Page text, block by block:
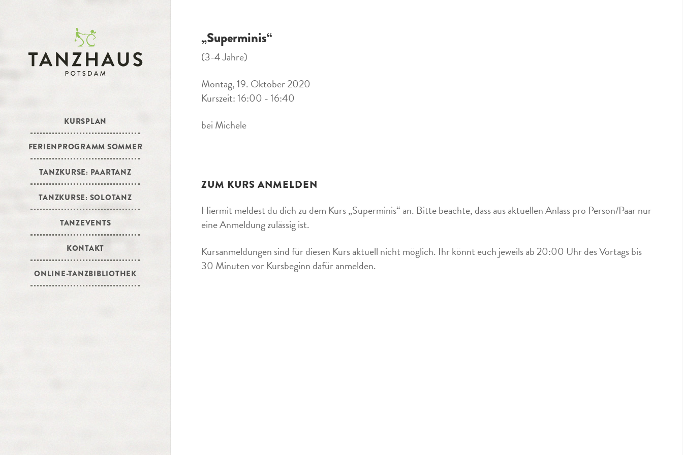
KURSPLAN
FERIENPROGRAMM SOMMER
TANZKURSE: PAARTANZ
TANZKURSE: SOLOTANZ
TANZEVENTS
KONTAKT
ONLINE-TANZBIBLIOTHEK
„Superminis“
(3-4 Jahre)
Montag, 19. Oktober 2020
Kurszeit: 16:00 - 16:40
bei Michele
ZUM KURS ANMELDEN
Hiermit meldest du dich zu dem Kurs „Superminis“ an. Bitte beachte, dass aus aktuellen Anlass pro Person/Paar nur
eine Anmeldung zulässig ist.
Kursanmeldungen sind für diesen Kurs aktuell nicht möglich. Ihr könnt euch jeweils ab 20:00 Uhr des Vortags bis
30 Minuten vor Kursbeginn dafür anmelden.